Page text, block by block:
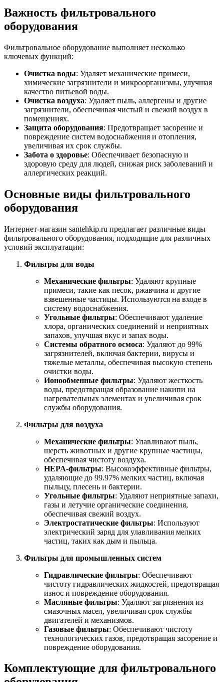
Важность фильтровального
оборудования
Фильтровальное оборудование выполняет несколько
ключевых функций:
Очистка воды: Удаляет механические примеси,
химические загрязнители и микроорганизмы, улучшая
качество питьевой воды.
Очистка воздуха: Удаляет пыль, аллергены и другие
загрязнители, обеспечивая чистый и свежий воздух в
помещениях.
Защита оборудования: Предотвращает засорение и
повреждение систем водоснабжения и отопления,
увеличивая их срок службы.
Забота о здоровье: Обеспечивает безопасную и
здоровую среду для людей, снижая риск заболеваний и
аллергических реакций.
Основные виды фильтровального
оборудования
Интернет-магазин santehkip.ru предлагает различные виды
фильтровального оборудования, подходящие для различных
условий эксплуатации:
Фильтры для воды
Механические фильтры: Удаляют крупные
примеси, такие как песок, ржавчина и другие
взвешенные частицы. Используются на входе в
систему водоснабжения.
Угольные фильтры: Обеспечивают удаление
хлора, органических соединений и неприятных
запахов, улучшая вкус и запах воды.
Системы обратного осмоса: Удаляют до 99%
загрязнителей, включая бактерии, вирусы и
тяжелые металлы, обеспечивая высокую степень
очистки воды.
Ионообменные фильтры: Удаляют жесткость
воды, предотвращая образование накипи на
нагревательных элементах и увеличивая срок
службы оборудования.
Фильтры для воздуха
Механические фильтры: Улавливают пыль,
шерсть животных и другие крупные частицы,
обеспечивая чистоту воздуха.
HEPA-фильтры: Высокоэффективные фильтры,
удаляющие до 99.97% мелких частиц, включая
пыльцу, плесень и бактерии.
Угольные фильтры: Удаляют неприятные запахи,
газы и летучие органические соединения,
обеспечивая свежий воздух.
Электростатические фильтры: Используют
электрический заряд для улавливания мелких
частиц, таких как дым и пыльца.
Фильтры для промышленных систем
Гидравлические фильтры: Обеспечивают
чистоту гидравлических жидкостей, предотвращая
износ и повреждение оборудования.
Масляные фильтры: Удаляют загрязнения из
смазочных масел, увеличивая срок службы
двигателей и механизмов.
Газовые фильтры: Обеспечивают чистоту
технологических газов, предотвращая засорение и
повреждение оборудования.
Комплектующие для фильтровального